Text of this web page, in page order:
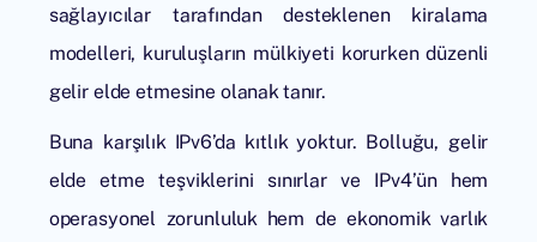
sağlayıcılar tarafından desteklenen kiralama
modelleri, kuruluşların mülkiyeti korurken düzenli
gelir elde etmesine olanak tanır.
Buna karşılık IPv6’da kıtlık yoktur. Bolluğu, gelir
elde etme teşviklerini sınırlar ve IPv4’ün hem
operasyonel zorunluluk hem de ekonomik varlık